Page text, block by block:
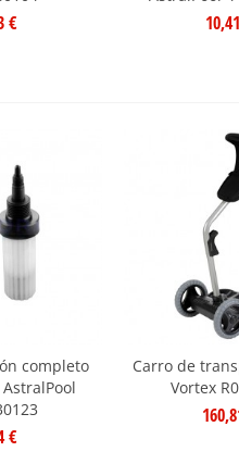
€
completo
€
Carro de
Vortex